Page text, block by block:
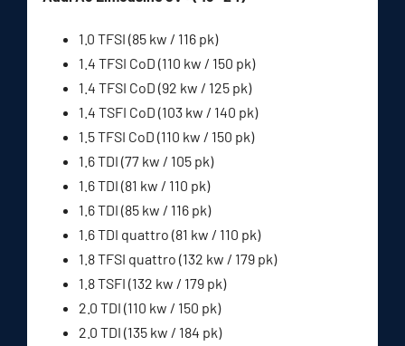
1.0 TFSI (85 kw / 116 pk)
1.4 TFSI CoD (110 kw / 150 pk)
1.4 TFSI CoD (92 kw / 125 pk)
1.4 TSFI CoD (103 kw / 140 pk)
1.5 TFSI CoD (110 kw / 150 pk)
1.6 TDI (77 kw / 105 pk)
1.6 TDI (81 kw / 110 pk)
1.6 TDI (85 kw / 116 pk)
1.6 TDI quattro (81 kw / 110 pk)
1.8 TFSI quattro (132 kw / 179 pk)
1.8 TSFI (132 kw / 179 pk)
2.0 TDI (110 kw / 150 pk)
2.0 TDI (135 kw / 184 pk)